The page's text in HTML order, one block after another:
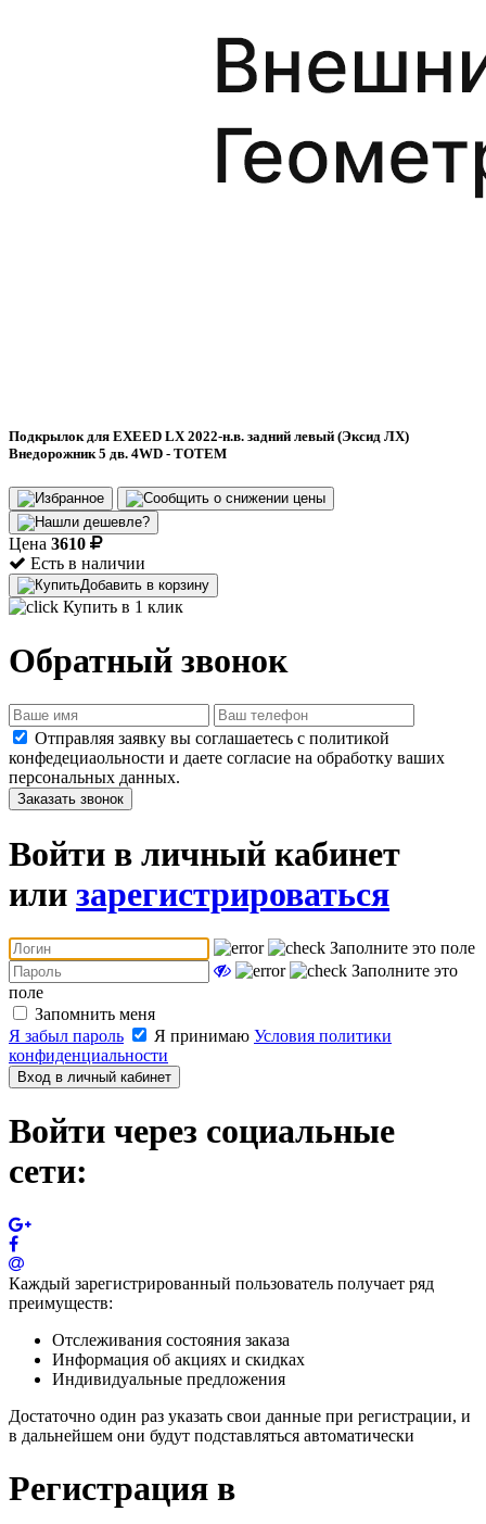
Подкрылок для EXEED LX 2022-н.в. задний левый (Эксид ЛХ)
Внедорожник 5 дв. 4WD - TOTEM
Цена 3610
Есть в наличии
Добавить в корзину
Купить в 1 клик
Обратный звонок
Отправляя заявку вы соглашаетесь с политикой
конфедециаольности и даете согласие на обработку ваших
персональных данных.
Заказать звонок
Войти в личный кабинет
или зарегистрироваться
Заполните это поле
Заполните это
поле
Запомнить меня
Я забыл пароль
Я принимаю Условия политики
конфиденциальности
Вход в личный кабинет
Войти через социальные
сети:
Каждый зарегистрированный пользователь получает ряд
преимуществ:
Отслеживания состояния заказа
Информация об акциях и скидках
Индивидуальные предложения
Достаточно один раз указать свои данные при регистрации, и
в дальнейшем они будут подставляться автоматически
Регистрация в